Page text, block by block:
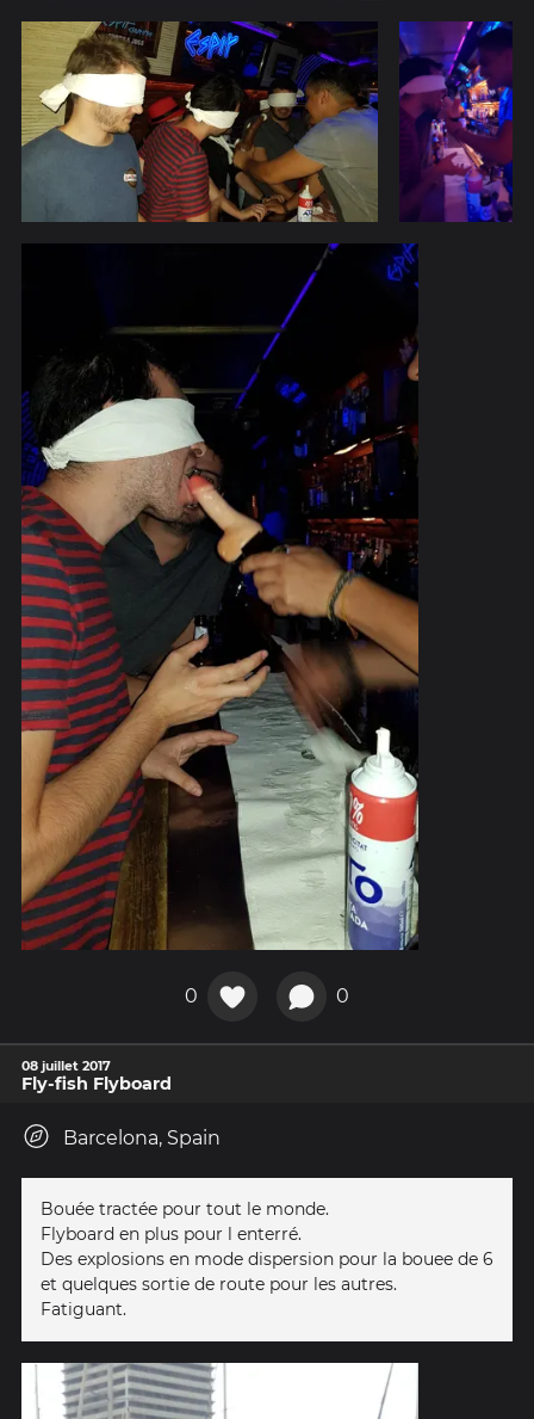
0 0
08 juillet 2017
Fly-fish Flyboard
Barcelona, Spain
Bouée tractée pour tout le monde.
Flyboard en plus pour l enterré.
Des explosions en mode dispersion pour la bouee de 6
et quelques sortie de route pour les autres.
Fatiguant.